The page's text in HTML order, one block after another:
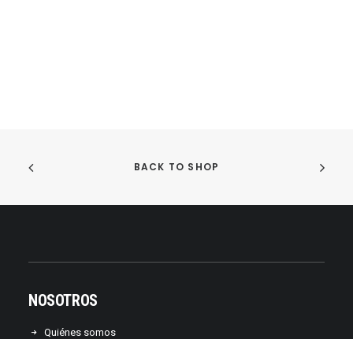
BACK TO SHOP
NOSOTROS
Quiénes somos